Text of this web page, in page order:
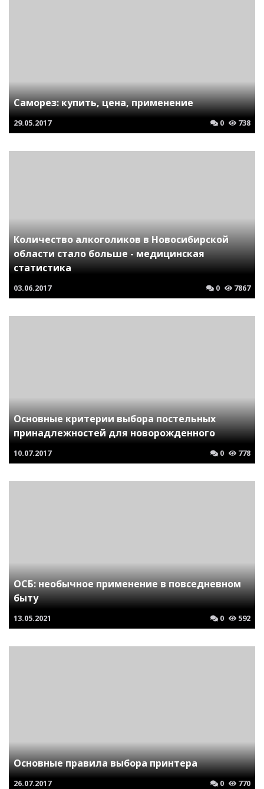
Саморез: купить, цена, применение
29.05.2017 0 738
Количество алкоголиков в Новосибирской
области стало больше - медицинская
статистика
03.06.2017 0 7867
Основные критерии выбора постельных
принадлежностей для новорожденного
10.07.2017 0 778
ОСБ: необычное применение в повседневном
быту
13.05.2021 0 592
Основные правила выбора принтера
26.07.2017 0 770